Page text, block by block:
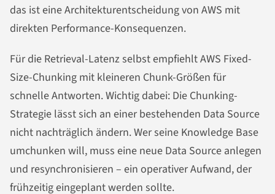
das ist eine Architekturentscheidung von AWS mit
direkten Performance-Konsequenzen.
Für die Retrieval-Latenz selbst empfiehlt AWS Fixed-
Size-Chunking mit kleineren Chunk-Größen für
schnelle Antworten. Wichtig dabei: Die Chunking-
Strategie lässt sich an einer bestehenden Data Source
nicht nachträglich ändern. Wer seine Knowledge Base
umchunken will, muss eine neue Data Source anlegen
und resynchronisieren – ein operativer Aufwand, der
frühzeitig eingeplant werden sollte.